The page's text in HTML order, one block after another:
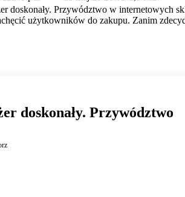
doskonały. Przywództwo w internetowych
użytkowników do zakupu. Zanim